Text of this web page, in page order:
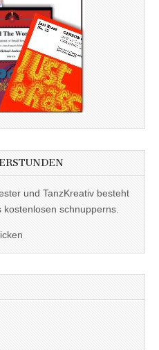
und TanzKreativ besteht
schnupperns.